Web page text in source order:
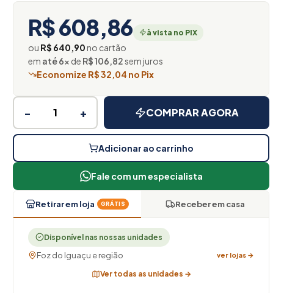
R$ 608,86 à vista no PIX
ou R$ 640,90no cartão
em até 6× de R$ 106,82 sem juros
Economize R$ 32,04 no Pix
− + COMPRAR AGORA
Adicionar ao carrinho
Fale com um especialista
Retirar em loja GRÁTIS Receber em casa
Disponível nas nossas unidades
Foz do Iguaçu e região ver lojas →
Ver todas as unidades →